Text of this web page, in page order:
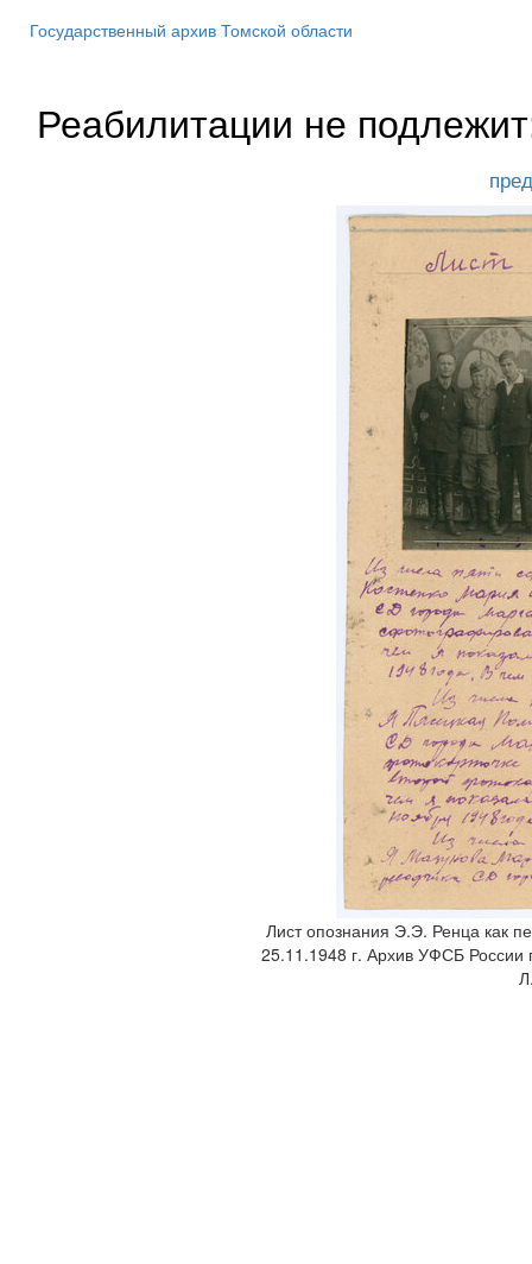
Государственный архив Томской области
Реабилитации не
Лист опознания Э.Э. Ренца как
25.11.1948 г. Архив УФСБ